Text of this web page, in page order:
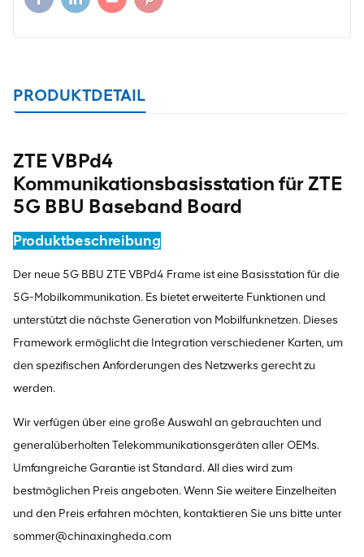
PRODUKTDETAIL
ZTE VBPd4
Kommunikationsbasisstation für ZTE
5G BBU Baseband Board
Produktbeschreibung
Der neue 5G BBU ZTE VBPd4 Frame ist eine Basisstation für die
5G-Mobilkommunikation. Es bietet erweiterte Funktionen und
unterstützt die nächste Generation von Mobilfunknetzen. Dieses
Framework ermöglicht die Integration verschiedener Karten, um
den spezifischen Anforderungen des Netzwerks gerecht zu
werden.
Wir verfügen über eine große Auswahl an gebrauchten und
generalüberholten Telekommunikationsgeräten aller OEMs.
Umfangreiche Garantie ist Standard. All dies wird zum
bestmöglichen Preis angeboten. Wenn Sie weitere Einzelheiten
und den Preis erfahren möchten, kontaktieren Sie uns bitte unter
sommer@chinaxingheda.com